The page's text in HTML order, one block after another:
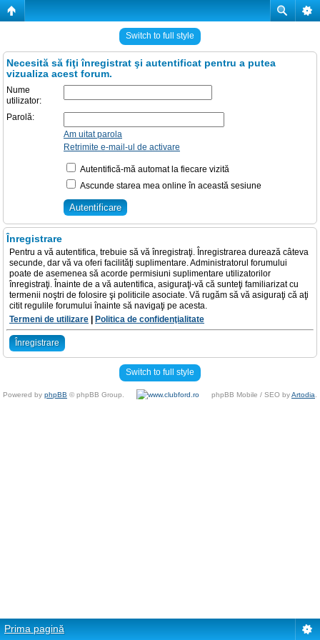
Switch to full style
Necesită să fiţi înregistrat şi autentificat pentru a putea
vizualiza acest forum.
Nume
utilizator:
Parolă:
Am uitat parola
Retrimite e-mail-ul de activare
Autentifică-mă automat la fiecare vizită
Ascunde starea mea online în această sesiune
Înregistrare
Pentru a vă autentifica, trebuie să vă înregistraţi. Înregistrarea durează câteva
secunde, dar vă va oferi facilităţi suplimentare. Administratorul forumului
poate de asemenea să acorde permisiuni suplimentare utilizatorilor
înregistraţi. Înainte de a vă autentifica, asiguraţi-vă că sunteţi familiarizat cu
termenii noştri de folosire şi politicile asociate. Vă rugăm să vă asiguraţi că aţi
citit regulile forumului înainte să navigaţi pe acesta.
Termeni de utilizare
Politica de confidenţialitate
Înregistrare
Switch to full style
Powered by phpBB © phpBB Group. phpBB Mobile / SEO byArtodia
Prima pagină